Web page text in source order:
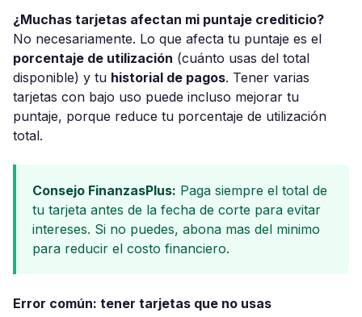
¿Muchas tarjetas afectan mi puntaje crediticio?
No necesariamente. Lo que afecta tu puntaje es el
porcentaje de utilización (cuánto usas del total
disponible) y tu historial de pagos. Tener varias
tarjetas con bajo uso puede incluso mejorar tu
puntaje, porque reduce tu porcentaje de utilización
total.
Consejo FinanzasPlus: Paga siempre el total de
tu tarjeta antes de la fecha de corte para evitar
intereses. Si no puedes, abona mas del minimo
para reducir el costo financiero.
Error común: tener tarjetas que no usas